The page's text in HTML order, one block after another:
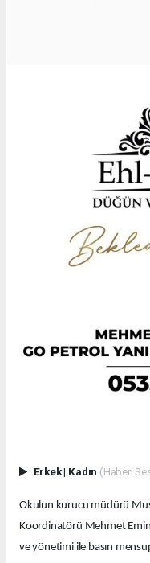
Erkek| Kadın (Haberi
Okulun kurucu müdürü
Koordinatörü Mehmet
ve yönetimi ile basın